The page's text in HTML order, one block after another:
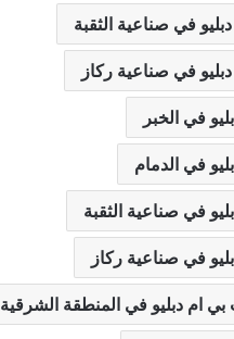
في صناعية الثقبة
في صناعية ركاز
في الخبر
في الدمام
في صناعية الثقبة
في صناعية ركاز
ام دبليو في المنطقة الشرقية